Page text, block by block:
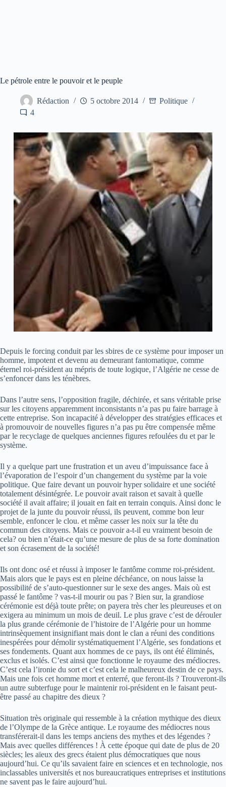
Le pétrole entre le pouvoir et le peuple
Rédaction 5 octobre 2014
Politique
4
Depuis le forcing conduit par les sbires de ce système pour imposer un
homme, impotent et devenu au demeurant fantomatique, comme
éternel roi-président au mépris de toute logique, l’Algérie ne cesse de
s’enfoncer dans les ténèbres.
Dans l’autre sens, l’opposition fragile, déchirée, et sans véritable prise
sur les citoyens apparemment inconsistants n’a pas pu faire barrage à
cette entreprise. Son incapacité à développer des stratégies efficaces et
à promouvoir de nouvelles figures n’a pas pu être compensée même
par le recyclage de quelques anciennes figures refoulées du et par le
système.
Il y a quelque part une frustration et un aveu d’impuissance face à
l’évaporation de l’espoir d’un changement du système par la voie
politique. Que faire devant un pouvoir hyper solidaire et une société
totalement désintégrée. Le pouvoir avait raison et savait à quelle
société il avait affaire; il jouait en fait en terrain conquis. Ainsi donc le
projet de la junte du pouvoir réussi, ils peuvent, comme bon leur
semble, enfoncer le clou. et même casser les noix sur la tête du
commun des citoyens. Mais ce pouvoir a-t-il eu vraiment besoin de
cela? ou bien n’était-ce qu’une mesure de plus de sa forte domination
et son écrasement de la société!
Ils ont donc osé et réussi à imposer le fantôme comme roi-président.
Mais alors que le pays est en pleine déchéance, on nous laisse la
possibilité de s’auto-questionner sur le sexe des anges. Mais où est
passé le fantôme ? vas-t-il mourir ou pas ? Bien sur, la grandiose
cérémonie est déjà toute prête; on payera très cher les pleureuses et on
exigera au minimum un mois de deuil. Le plus grave c’est de dérouler
la plus grande cérémonie de l’histoire de l’Algérie pour un homme
intrinsèquement insignifiant mais dont le clan a réuni des conditions
inespérées pour démolir systématiquement l’Algérie, ses fondations et
ses fondements. Quant aux hommes de ce pays, ils ont été éliminés,
exclus et isolés. C’est ainsi que fonctionne le royaume des médiocres.
C’est cela l’ironie du sort et c’est cela le malheureux destin de ce pays.
Mais une fois cet homme mort et enterré, que feront-ils ? Trouveront-ils
un autre subterfuge pour le maintenir roi-président en le faisant peut-
être passé au chapitre des dieux ?
Situation très originale qui ressemble à la création mythique des dieux
de l’Olympe de la Grèce antique. Le royaume des médiocres nous
transférerait-il dans les temps anciens des mythes et des légendes ?
Mais avec quelles différences ! À cette époque qui date de plus de 20
siècles; les aïeux des grecs étaient plus démocratiques que nous
aujourd’hui. Ce qu’ils savaient faire en sciences et en technologie, nos
inclassables universités et nos bureaucratiques entreprises et institutions
ne savent pas le faire aujourd’hui.